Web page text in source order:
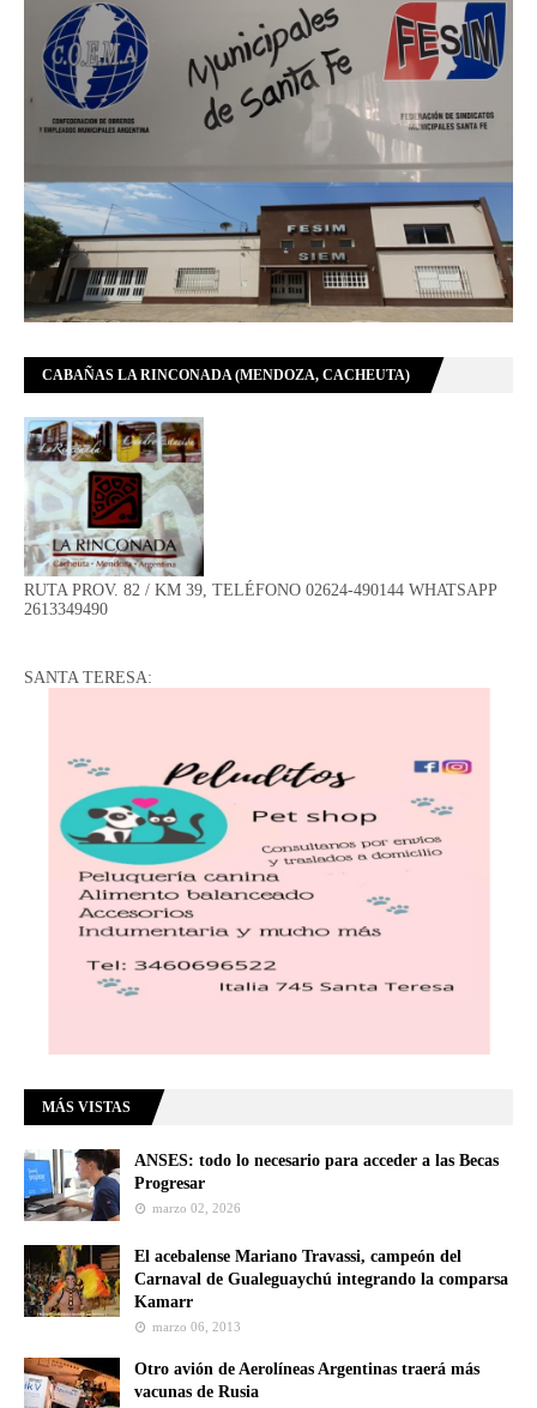
CABAÑAS LA RINCONADA (MENDOZA, CACHEUTA)
RUTA PROV. 82 / KM 39, TELÉFONO 02624-490144 WHATSAPP
2613349490
SANTA TERESA:
MÁS VISTAS
ANSES: todo lo necesario para acceder a las Becas
Progresar
marzo 02, 2026
El acebalense Mariano Travassi, campeón del
Carnaval de Gualeguaychú integrando la comparsa
Kamarr
marzo 06, 2013
Otro avión de Aerolíneas Argentinas traerá más
vacunas de Rusia